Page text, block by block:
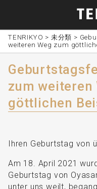
TENRIKYO > 未分類 >
weiteren Weg zum
zum weiteren
göttlichen
Ihren Geburtstag von
Am 18. April 2021
Geburtstag von
unter uns weilt,